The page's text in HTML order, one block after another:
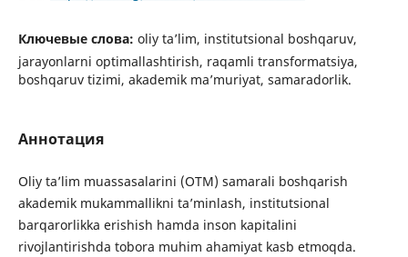
Ключевые слова: oliy ta’lim, institutsional boshqaruv,
jarayonlarni optimallashtirish, raqamli transformatsiya,
boshqaruv tizimi, akademik ma’muriyat, samaradorlik.
Аннотация
Oliy ta’lim muassasalarini (OTM) samarali boshqarish
akademik mukammallikni ta’minlash, institutsional
barqarorlikka erishish hamda inson kapitalini
rivojlantirishda tobora muhim ahamiyat kasb etmoqda.